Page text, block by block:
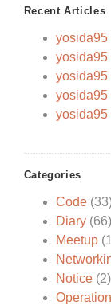
Recent Articles
yosida95
yosida95
yosida95
yosida95
yosida95
Categories
Code
Diary(66)
Meetup
Notice(2)